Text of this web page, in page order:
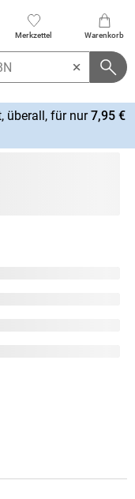
Merkzettel Warenkorb
überall, für nur7,95 €